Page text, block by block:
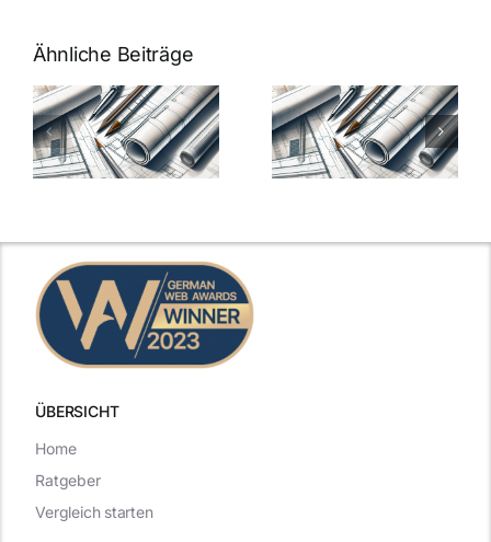
Ähnliche Beiträge
7 Mythen
über
Architekten-
Gehälter
7 Mythen
über
Architekten-
Gehälter
ÜBERSICHT
Home
Ratgeber
Vergleich starten